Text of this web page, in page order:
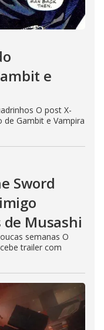
e
O post X-
Gambit e Vampira
Sword
Musashi
semanas O
trailer com